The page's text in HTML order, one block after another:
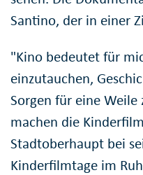
Santino, der in einer
"Kino bedeutet für
einzutauchen,
Sorgen für eine Weile
machen die
Stadtoberhaupt bei
Kinderfilmtage im